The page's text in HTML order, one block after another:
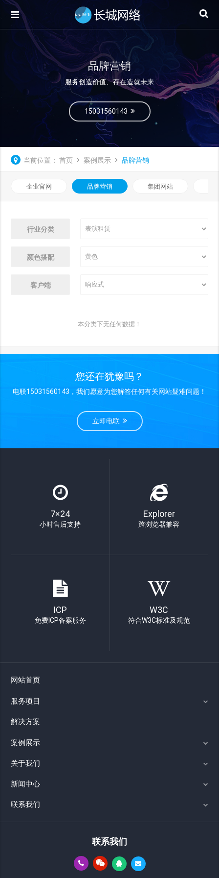
品牌营销
服务创造价值、存在造就未来
15031560143
当前位置： 首页 案例展示 品牌营销
企业官网 品牌营销 集团网站
行业分类
颜色搭配
客户端
本分类下无任何数据！
您还在犹豫吗？
电联15031560143，我们愿意为您解答任何有关网站疑难问题！
立即电联
7×24
小时售后支持
Explorer
跨浏览器兼容
ICP
免费ICP备案服务
W3C
符合W3C标准及规范
网站首页
服务项目
解决方案
案例展示
关于我们
新闻中心
联系我们
联系我们